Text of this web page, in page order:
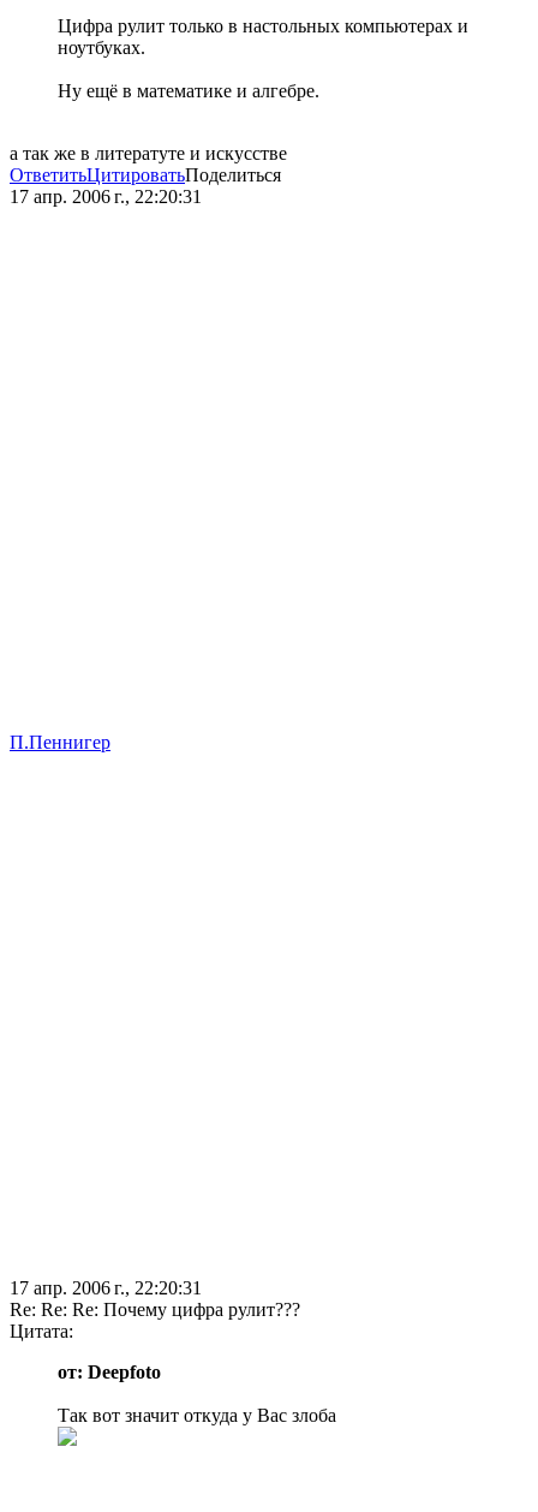
Цифра рулит только в настольных компьютерах и
ноутбуках.
Ну ещё в математике и алгебре.
а так же в литератуте и искусстве
ОтветитьЦитироватьПоделиться
17 апр. 2006 г., 22:20:31
П.Пеннигер
17 апр. 2006 г., 22:20:31
Re: Re: Re: Почему цифра рулит???
Цитата:
от: Deepfoto
Так вот значит откуда у Вас злоба